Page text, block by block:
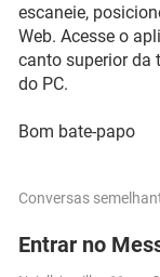
escaneie,
Web. Acesse o
canto superior da
do PC.
Bom bate-papo
Conversas
Entrar no